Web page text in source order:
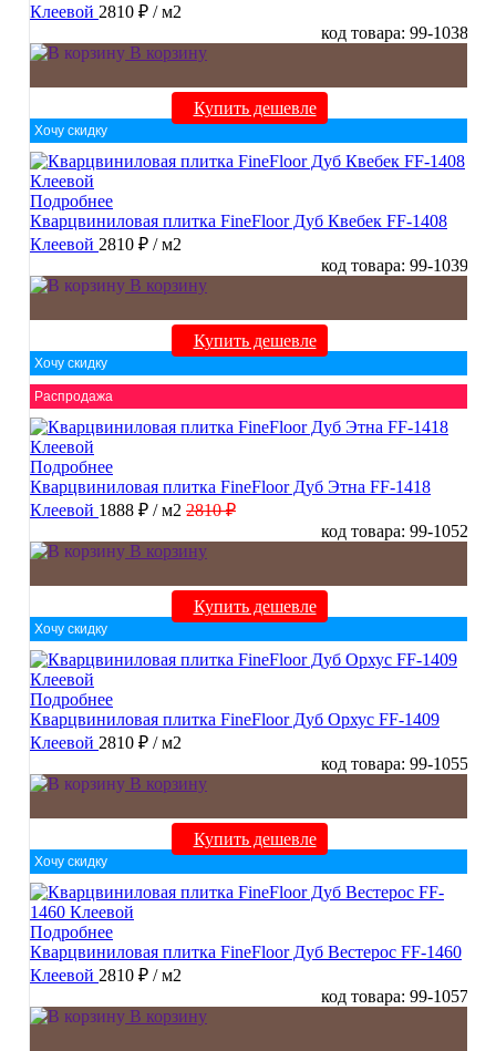
Клеевой 2810 ₽ / м2
код товара: 99-1038
В корзину
Купить дешевле
Хочу скидку
Подробнее
Кварцвиниловая плитка FineFloor Дуб Квебек FF-1408
Клеевой 2810 ₽ / м2
код товара: 99-1039
В корзину
Купить дешевле
Хочу скидку
Распродажа
Подробнее
Кварцвиниловая плитка FineFloor Дуб Этна FF-1418
Клеевой 1888 ₽ / м2 2810 ₽
код товара: 99-1052
В корзину
Купить дешевле
Хочу скидку
Подробнее
Кварцвиниловая плитка FineFloor Дуб Орхус FF-1409
Клеевой 2810 ₽ / м2
код товара: 99-1055
В корзину
Купить дешевле
Хочу скидку
Подробнее
Кварцвиниловая плитка FineFloor Дуб Вестерос FF-1460
Клеевой 2810 ₽ / м2
код товара: 99-1057
В корзину